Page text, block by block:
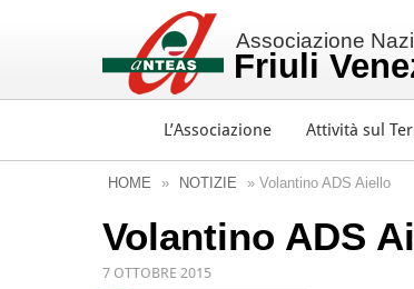
Associazione
Friuli
L’Associazione Attività sul
HOME » NOTIZIE » Volantino ADS Aiello
Volantino ADS
7 OTTOBRE 2015